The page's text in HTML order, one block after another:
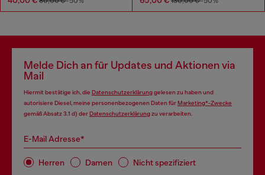
Melde Dich an für Updates und Aktionen via
Mail
Hiermit bestätige ich, die Datenschutzerklärunggelesen zu haben und
autorisiere Diesel, meine personenbezogenen Daten fürMarketing*-Zwecke
gemäß Absatz 3.1 d) derDatenschutzerklärungzu verarbeiten.
E-Mail Adresse*
Herren Damen Nicht spezifiziert